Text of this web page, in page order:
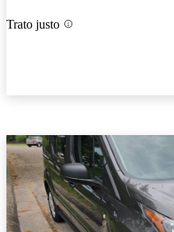
Trato justo